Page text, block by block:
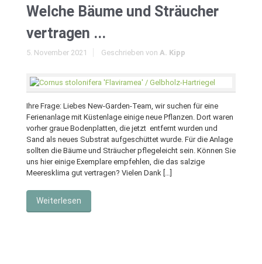
Welche Bäume und Sträucher
vertragen ...
5. November 2021 Geschrieben von A. Kipp
Ihre Frage: Liebes New-Garden-Team, wir suchen für eine
Ferienanlage mit Küstenlage einige neue Pflanzen. Dort waren
vorher graue Bodenplatten, die jetzt entfernt wurden und
Sand als neues Substrat aufgeschüttet wurde. Für die Anlage
sollten die Bäume und Sträucher pflegeleicht sein. Können Sie
uns hier einige Exemplare empfehlen, die das salzige
Meeresklima gut vertragen? Vielen Dank […]
Weiterlesen